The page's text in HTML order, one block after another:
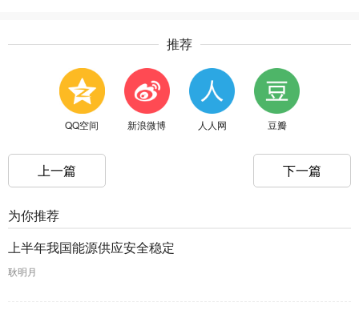
推荐
QQ空间 新浪微博 人人网 豆瓣
上一篇 下一篇
为你推荐
上半年我国能源供应安全稳定
耿明月